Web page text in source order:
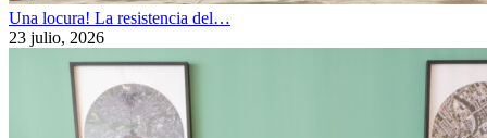
Una locura! La resistencia del…
23 julio, 2026